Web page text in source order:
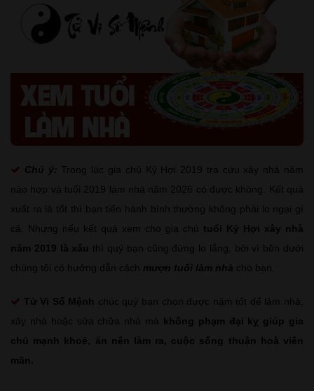
Chú ý: Trong lúc gia chủ Kỷ Hợi 2019 tra cứu xây nhà năm
nào hợp và tuổi 2019 làm nhà năm 2026 có được không. Kết quả
xuất ra là tốt thì bạn tiến hành bình thường không phải lo ngại gì
cả. Nhưng nếu kết quả xem cho gia chủ
tuổi Kỷ Hợi xây nhà
năm 2019 là xấu thì quý bạn cũng đừng lo lắng, bởi vì bên dưới
chúng tôi có hướng dẫn cách mượn tuổi làm nhà cho bạn.
Tử Vi Số Mệnh chúc quý bạn chọn được năm tốt để làm nhà,
xây nhà hoặc sửa chữa nhà mà không phạm đại kỵ giúp gia
chủ mạnh khoẻ, ăn nên làm ra, cuộc sống thuận hoà viên
mãn.